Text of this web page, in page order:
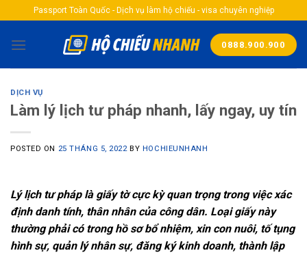
to
content
Passport Toàn Quốc - Dịch vụ làm hộ chiếu - visa chuyên nghiệp
0888.900.900
DỊCH VỤ
Làm lý lịch tư pháp nhanh, lấy ngay, uy tín
POSTED ON 25 THÁNG 5, 2022 BY HOCHIEUNHANH
Lý lịch tư pháp là giấy tờ cực kỳ quan trọng trong việc xác
định danh tính, thân nhân của công dân. Loại giấy này
thường phải có trong hồ sơ bổ nhiệm, xin con nuôi, tố tụng
hình sự, quản lý nhân sự, đăng ký kinh doanh, thành lập